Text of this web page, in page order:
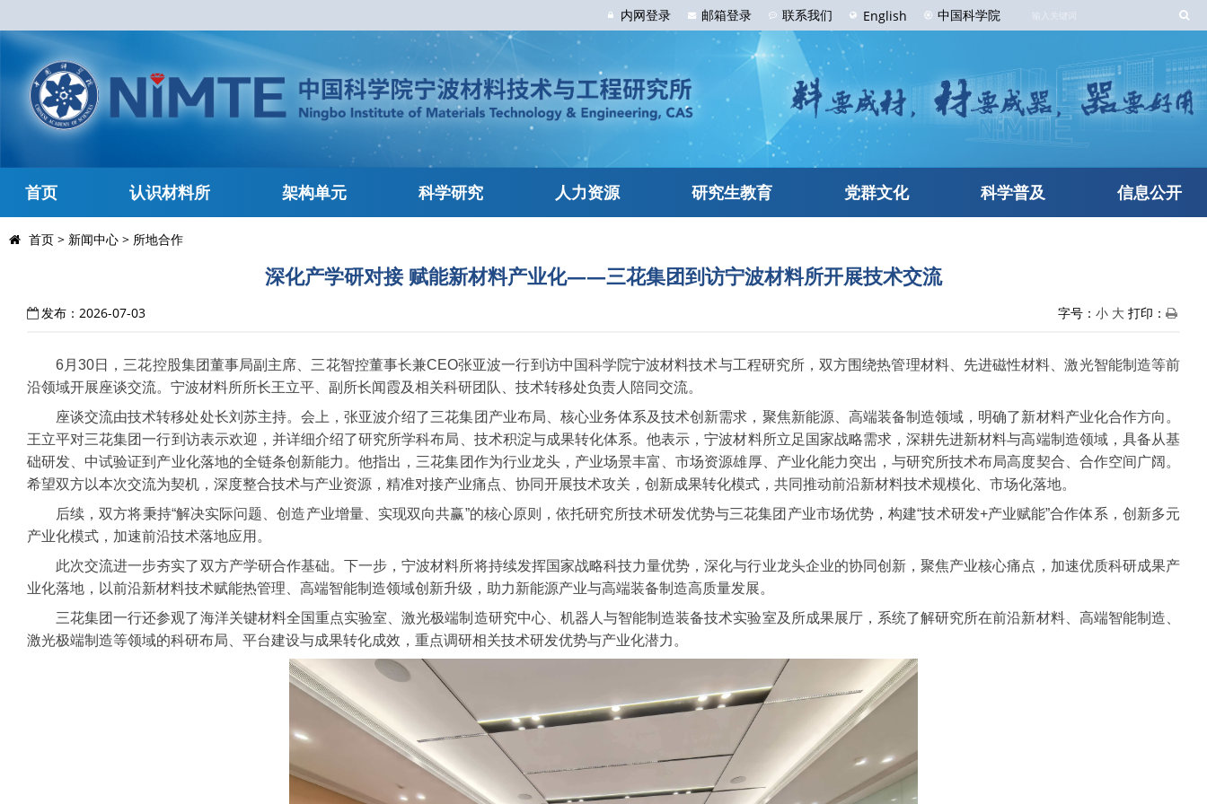
内网登录 邮箱登录 联系我们 English 中国科学院
首页 认识材料所 架构单元 科学研究 人力资源 研究生教育 党群文化 科学普及 信息公开
首页 > 新闻中心 > 所地合作
深化产学研对接 赋能新材料产业化——三花集团到访宁波材料所开展技术交流
发布：2026-07-03 字号： 小 大 打印：
6月30日，三花控股集团董事局副主席、三花智控董事长兼CEO张亚波一行到访中国科学院宁波材料技术与工程研究所，双方围绕热管理材料、先进磁性材料、激光智能制造等前
沿领域开展座谈交流。宁波材料所所长王立平、副所长闻霞及相关科研团队、技术转移处负责人陪同交流。
座谈交流由技术转移处处长刘苏主持。会上，张亚波介绍了三花集团产业布局、核心业务体系及技术创新需求，聚焦新能源、高端装备制造领域，明确了新材料产业化合作方向。
王立平对三花集团一行到访表示欢迎，并详细介绍了研究所学科布局、技术积淀与成果转化体系。他表示，宁波材料所立足国家战略需求，深耕先进新材料与高端制造领域，具备从基
础研发、中试验证到产业化落地的全链条创新能力。他指出，三花集团作为行业龙头，产业场景丰富、市场资源雄厚、产业化能力突出，与研究所技术布局高度契合、合作空间广阔。
希望双方以本次交流为契机，深度整合技术与产业资源，精准对接产业痛点、协同开展技术攻关，创新成果转化模式，共同推动前沿新材料技术规模化、市场化落地。
后续，双方将秉持“解决实际问题、创造产业增量、实现双向共赢”的核心原则，依托研究所技术研发优势与三花集团产业市场优势，构建“技术研发+产业赋能”合作体系，创新多元
产业化模式，加速前沿技术落地应用。
此次交流进一步夯实了双方产学研合作基础。下一步，宁波材料所将持续发挥国家战略科技力量优势，深化与行业龙头企业的协同创新，聚焦产业核心痛点，加速优质科研成果产
业化落地，以前沿新材料技术赋能热管理、高端智能制造领域创新升级，助力新能源产业与高端装备制造高质量发展。
三花集团一行还参观了海洋关键材料全国重点实验室、激光极端制造研究中心、机器人与智能制造装备技术实验室及所成果展厅，系统了解研究所在前沿新材料、高端智能制造、
激光极端制造等领域的科研布局、平台建设与成果转化成效，重点调研相关技术研发优势与产业化潜力。